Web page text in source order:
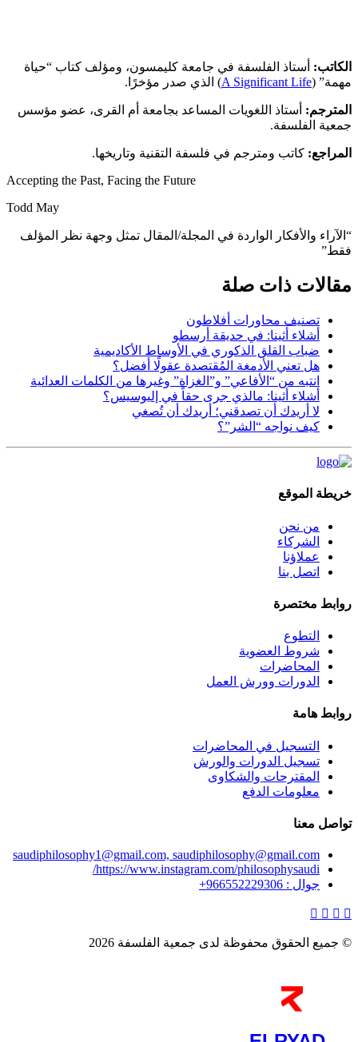
الكاتب: أستاذ الفلسفة في جامعة كليمسون، ومؤلف كتاب “حياة
مهمة” (A Significant Life) الذي صدر مؤخرًا.
المترجم: أستاذ اللغويات المساعد بجامعة أم القرى، عضو مؤسس
جمعية الفلسفة.
المراجع: كاتب ومترجم في فلسفة التقنية وتاريخها.
Accepting the Past, Facing the Future
Todd May
“الآراء والأفكار الواردة في المجلة/المقال تمثل وجهة نظر المؤلف
فقط”
مقالات ذات صلة
تصنيف محاورات أفلاطون
أشلاء أثينا: في حديقة أرسطو
ضباب القلق الذكوري في الأوساط الأكاديمية
هل تعني الأدمغة المُقتصدة عقولًا أفضل؟
انتبه من “الأفاعي” و”الغزاة” وغيرها من الكلمات العدائية
أشلاء أثينا: مالذي جرى حقاً في إليوسيس؟
لا أريدك أن تصدقني؛ أريدك أن تُصغي
كيف نواجه “الشر”؟
خريطة الموقع
من نحن
الشركاء
عملاؤنا
اتصل بنا
روابط مختصرة
التطوع
شروط العضوية
المحاضرات
الدورات وورش العمل
روابط هامة
التسجيل في المحاضرات
تسجيل الدورات والورش
المقترحات والشكاوى
معلومات الدفع
تواصل معنا
saudiphilosophy1@gmail.com, saudiphilosophy@gmail.com
https://www.instagram.com/philosophysaudi/
جوال : 966552229306+
© جميع الحقوق محفوظة لدى جمعية الفلسفة 2026